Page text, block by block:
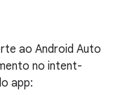
ao Android Auto
no intent-
app: